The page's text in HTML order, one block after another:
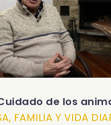
de los
FAMILIA Y VIDA